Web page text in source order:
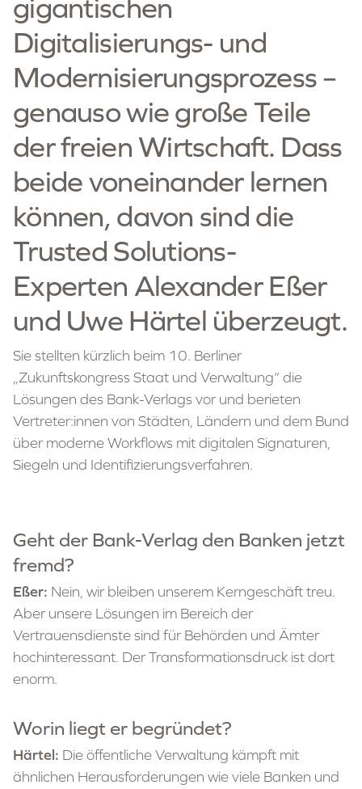
gigantischen
Digitalisierungs- und
Modernisierungsprozess –
genauso wie große Teile
der freien Wirtschaft. Dass
beide voneinander lernen
können, davon sind die
Trusted Solutions-
Experten Alexander Eßer
und Uwe Härtel überzeugt.
Sie stellten kürzlich beim 10. Berliner
„Zukunftskongress Staat und Verwaltung“ die
Lösungen des Bank-Verlags vor und berieten
Vertreter:innen von Städten, Ländern und dem Bund
über moderne Workflows mit digitalen Signaturen,
Siegeln und Identifizierungsverfahren.
Geht der Bank-Verlag den Banken jetzt
fremd?
Eßer: Nein, wir bleiben unserem Kerngeschäft treu.
Aber unsere Lösungen im Bereich der
Vertrauensdienste sind für Behörden und Ämter
hochinteressant. Der Transformationsdruck ist dort
enorm.
Worin liegt er begründet?
Härtel: Die öffentliche Verwaltung kämpft mit
ähnlichen Herausforderungen wie viele Banken und